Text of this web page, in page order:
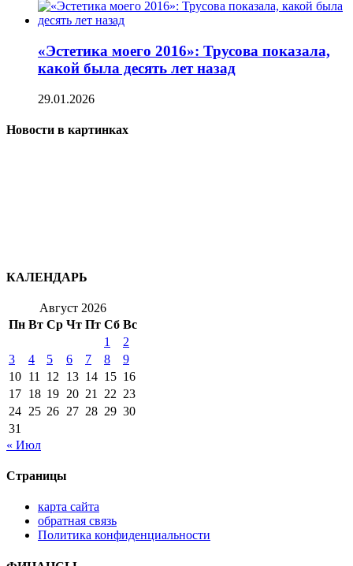
«Эстетика моего 2016»: Трусова показала,
какой была десять лет назад
29.01.2026
Новости в картинках
КАЛЕНДАРЬ
Август 2026
Пн Вт Ср Чт Пт Сб Вс
1
2
3
4 5 6 7 8
9
10 11 12 13 14 15 16
17 18 19 20 21 22 23
24 25 26 27 28 29 30
31
« Июл
Страницы
карта сайта
обратная связь
Политика конфиденциальности